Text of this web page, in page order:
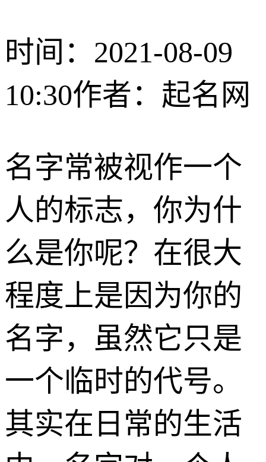
时间：2021-08-09
10:30作者：起名网
名字常被视作一个
人的标志，你为什
么是你呢？在很大
程度上是因为你的
名字，虽然它只是
一个临时的代号。
其实在日常的生活